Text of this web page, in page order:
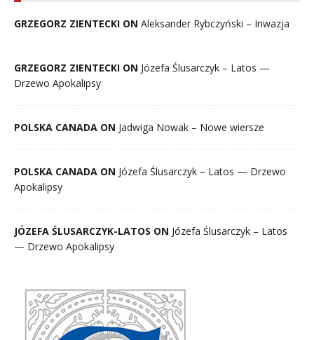
GRZEGORZ ZIENTECKI ON Aleksander Rybczyński – Inwazja
GRZEGORZ ZIENTECKI ON Józefa Ślusarczyk – Latos —
Drzewo Apokalipsy
POLSKA CANADA ON Jadwiga Nowak – Nowe wiersze
POLSKA CANADA ON Józefa Ślusarczyk – Latos — Drzewo
Apokalipsy
JÓZEFA ŚLUSARCZYK-LATOS ON Józefa Ślusarczyk – Latos
— Drzewo Apokalipsy